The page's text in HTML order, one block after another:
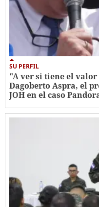
SU PERFIL
"A ver si tiene el
Dagoberto Aspra, el
JOH en el caso